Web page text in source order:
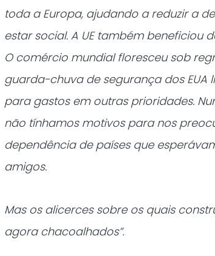
toda a Europa, ajudando a reduzir a
estar social. A UE também beneficiou
O comércio mundial floresceu sob
guarda-chuva de segurança dos
para gastos em outras prioridades.
não tínhamos motivos para nos
dependência de países que
amigos.
Mas os alicerces sobre os quais
agora chacoalhados”.